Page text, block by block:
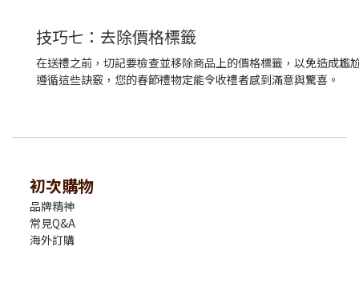
技巧七：去除價格標籤
在送禮之前，切記要檢查並移除商品上的價格標籤，以免造成尷
遵循這些訣竅，您的春節禮物定能令收禮者感到滿意與驚喜。
初次購物
品牌精神
常見Q&A
海外訂購